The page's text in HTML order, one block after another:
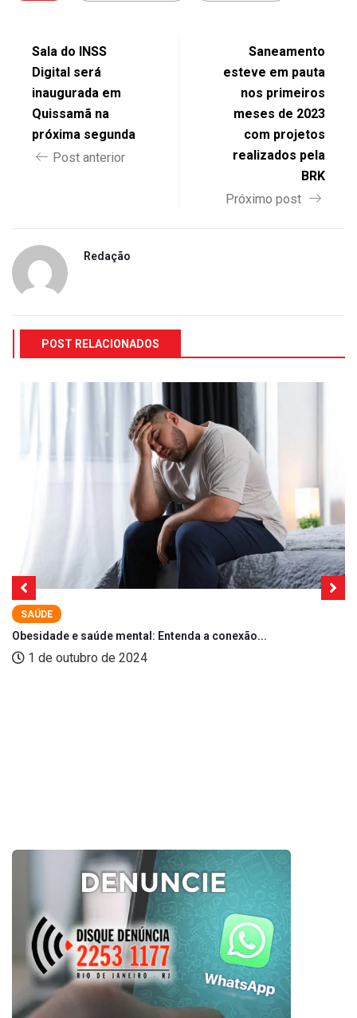
Sala do INSS
Digital será
inaugurada em
Quissamã na
próxima segunda
Post anterior
Saneamento
esteve em pauta
nos primeiros
meses de 2023
com projetos
realizados pela
BRK
Próximo post
Redação
POST RELACIONADOS
SAÚDE
Obesidade e saúde mental: Entenda a conexão...
1 de outubro de 2024